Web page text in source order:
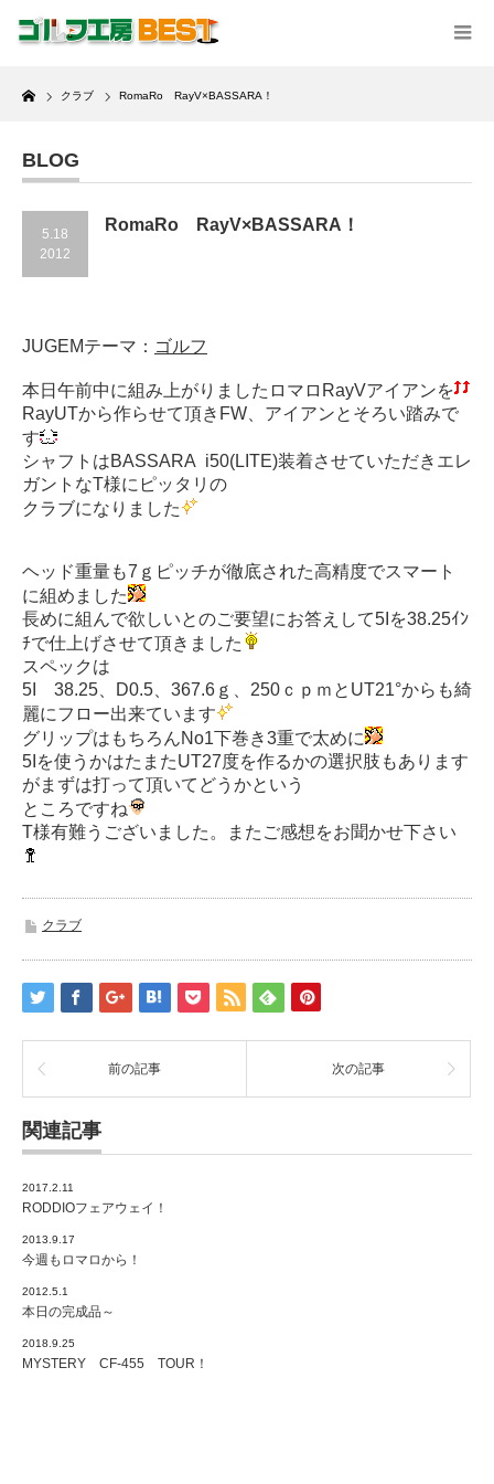
Home
クラブ RomaRo RayV×BASSARA！
BLOG
5.18
2012
RomaRo RayV×BASSARA！
JUGEMテーマ： ゴルフ
本日午前中に組み上がりましたロマロRayVアイアンを
RayUTから作らせて頂きFW、アイアンとそろい踏みで
す
シャフトはBASSARA i50(LITE)装着させていただきエレ
ガントなT様にピッタリの
クラブになりました
ヘッド重量も7ｇピッチが徹底された高精度でスマート
に組めました
長めに組んで欲しいとのご要望にお答えして5Iを38.25ｲﾝ
ﾁで仕上げさせて頂きました
スペックは
5I 38.25、D0.5、367.6ｇ、250ｃｐｍとUT21°からも綺
麗にフロー出来ています
グリップはもちろんNo1下巻き3重で太めに
5Iを使うかはたまたUT27度を作るかの選択肢もあります
がまずは打って頂いてどうかという
ところですね
T様有難うございました。またご感想をお聞かせ下さい
クラブ
前の記事 次の記事
関連記事
2017.2.11
RODDIOフェアウェイ！
2013.9.17
今週もロマロから！
2012.5.1
本日の完成品～
2018.9.25
MYSTERY CF-455 TOUR！